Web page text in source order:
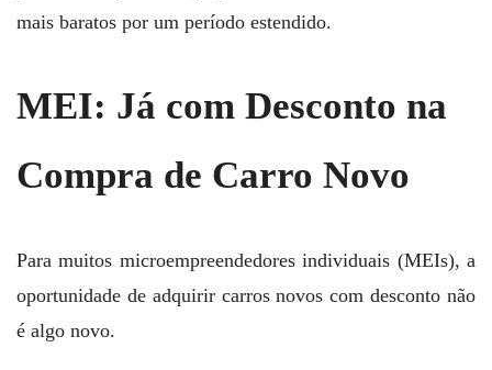
mais baratos por um período estendido.
MEI: Já com Desconto na
Compra de Carro Novo
Para muitos microempreendedores individuais (MEIs), a
oportunidade de adquirir carros novos com desconto não
é algo novo.